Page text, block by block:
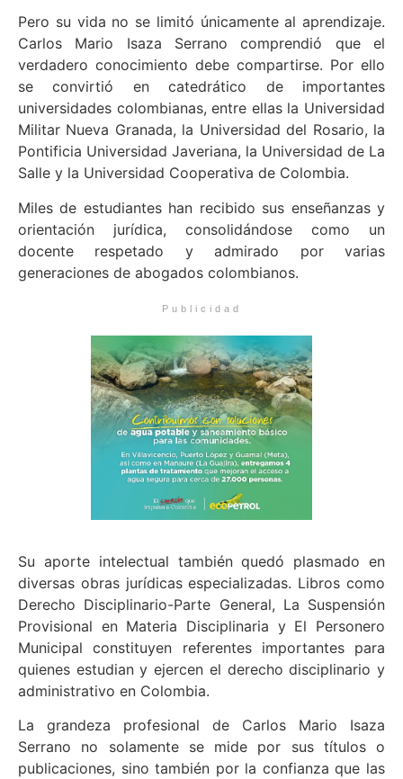
Pero su vida no se limitó únicamente al aprendizaje.
Carlos Mario Isaza Serrano comprendió que el
verdadero conocimiento debe compartirse. Por ello
se convirtió en catedrático de importantes
universidades colombianas, entre ellas la Universidad
Militar Nueva Granada, la Universidad del Rosario, la
Pontificia Universidad Javeriana, la Universidad de La
Salle y la Universidad Cooperativa de Colombia.
Miles de estudiantes han recibido sus enseñanzas y
orientación jurídica, consolidándose como un
docente respetado y admirado por varias
generaciones de abogados colombianos.
Publicidad
Su aporte intelectual también quedó plasmado en
diversas obras jurídicas especializadas. Libros como
Derecho Disciplinario-Parte General, La Suspensión
Provisional en Materia Disciplinaria y El Personero
Municipal constituyen referentes importantes para
quienes estudian y ejercen el derecho disciplinario y
administrativo en Colombia.
La grandeza profesional de Carlos Mario Isaza
Serrano no solamente se mide por sus títulos o
publicaciones, sino también por la confianza que las